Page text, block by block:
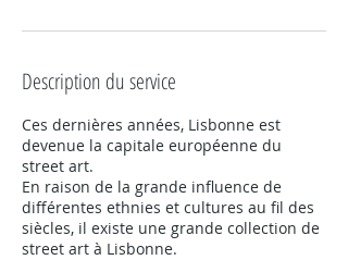
Description du service
Ces dernières années, Lisbonne est
devenue la capitale européenne du
street art.
En raison de la grande influence de
différentes ethnies et cultures au fil des
siècles, il existe une grande collection de
street art à Lisbonne.